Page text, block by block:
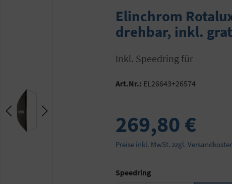
Elinchrom
drehbar, inkl.
inkl. Speedring für
Art.Nr.: EL26643+26574
269,80 €
Preise inkl. MwSt. zzgl.
Speedring